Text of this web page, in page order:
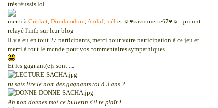
très réussis lol
merci à Cricket, Dimdamdom,Andaf, mél et ☼♥zazounette67♥☼ qui ont
relayé l'info sur leur blog
Il y a eu en tout 27 participants, merci pour votre participation à ce jeu et
merci à tout le monde pour vos commentaires sympathiques
Et les gagnant(e)s sont ....
tu sais lire le nom des gagnants toi à 3 ans ?
Ah non donnes moi ce bulletin s'il te plaît !